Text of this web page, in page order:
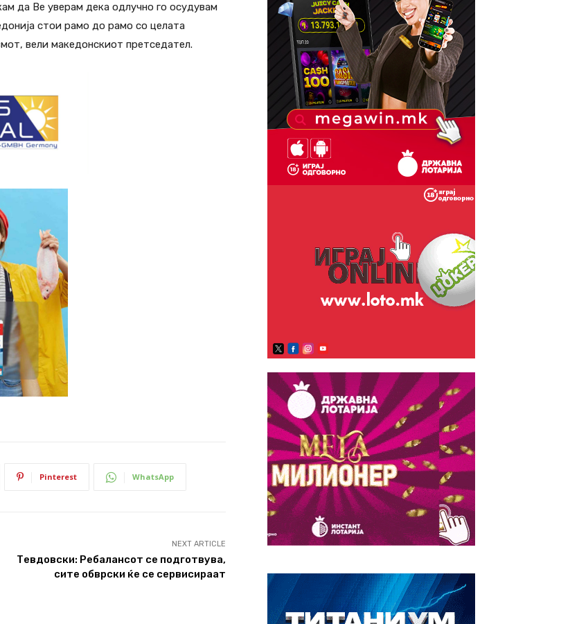
да Ве уверам дека одлучно го осудувам
стои рамо до рамо со целата
вели македонскиот претседател.
Pinterest WhatsApp
NEXT ARTICLE
Тевдовски: Ребалансот се подготвува,
сите обврски ќе се сервисираат